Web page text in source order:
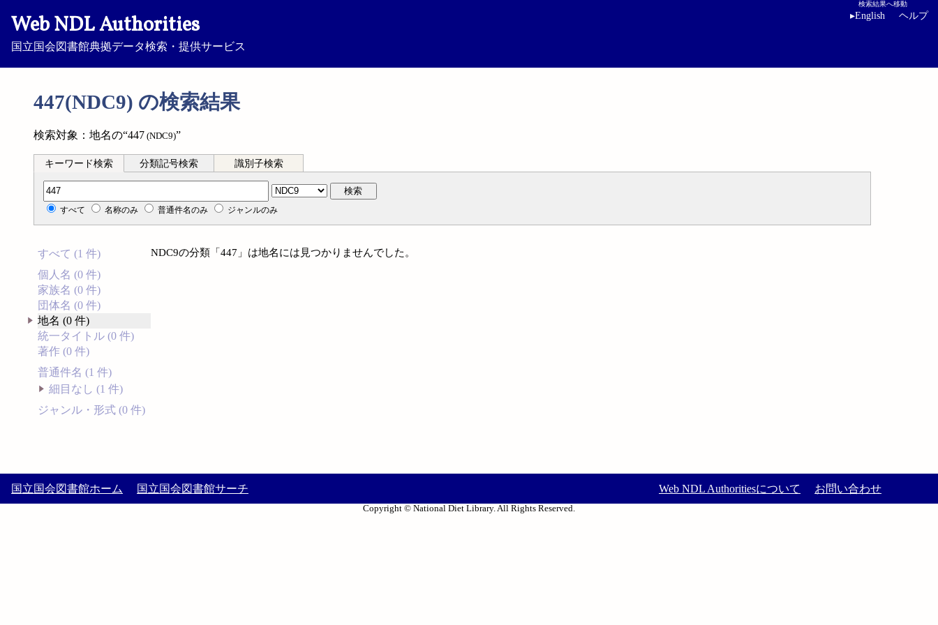
Web NDL Authorities
国立国会図書館典拠データ検索・提供サービス
検索結果へ移動
▸English ヘルプ
447(NDC9) の検索結果
検索対象：地名の“447 (NDC9)”
キーワード検索 分類記号検索 識別子検索
分類記号検索 検索
すべて 名称のみ 普通件名のみ ジャンルのみ
すべて (1 件)
個人名 (0 件)
家族名 (0 件)
団体名 (0 件)
地名 (0 件)
統一タイトル (0 件)
著作 (0 件)
普通件名 (1 件)
細目なし (1 件)
ジャンル・形式 (0 件)
NDC9の分類「447」は地名には見つかりませんでした。
国立国会図書館ホーム 国立国会図書館サーチ Web NDL Authoritiesについて お問い合わせ
Copyright © National Diet Library. All Rights Reserved.